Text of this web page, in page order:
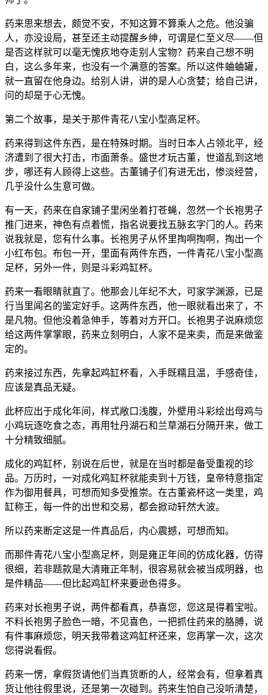
药来思来想去，颇觉不安，不知这算不算乘人之危。他没骗
人，亦没设局，甚至还主动提醒乡绅，可谓是仁至义尽——但
是否这样就可以毫无愧疚地夺走别人宝物？药来自己想不明
白，这么多年来，也没有一个满意的答案。所以这件蛐蛐罐，
就一直留在他身边。给别人讲，讲的是人心贪婪；给自己讲，
问的却是于心无愧。
第二个故事，是关于那件青花八宝小型高足杯。
药来得到这件东西，是在特殊时期。当时日本人占领北平，经
济遭到了很大打击，市面萧条。盛世才玩古董，世道乱到这地
步，哪还有人顾得上这些。古董铺子们有进无出，惨淡经营，
几乎没什么生意可做。
有一天，药来在自家铺子里闲坐着打苍蝇，忽然一个长袍男子
推门进来，神色有点着慌，指名说要找五脉玄字门的人。药来
说我就是，您有什么事。长袍男子从怀里掏啊掏啊，掏出一个
小红布包。布包一开，里面有两件东西，一件青花八宝小型高
足杯，另外一件，则是斗彩鸡缸杯。
药来一看眼睛就直了。他那会儿年纪不大，可家学渊源，已是
行当里闻名的鉴定好手。这两件东西，他一眼就看出来了，不
是凡物。但他没着急伸手，等着对方开口。长袍男子说麻烦您
给这两件掌掌眼，药来立刻明白，人家不是来卖，而是来做鉴
定的。
药来接过东西，先拿起鸡缸杯看，入手既糯且温，手感奇佳，
应该是真品无疑。
此杯应出于成化年间，样式敞口浅腹，外壁用斗彩绘出母鸡与
小鸡玩逐吃食之态，再用牡丹湖石和兰草湖石分隔开来，做工
十分精致细腻。
成化的鸡缸杯，别说在后世，就是在当时都是备受重视的珍
品。万历时，一对成化鸡缸杯就能卖到十万钱，皇帝特意指定
作为御用餐具，可想而知多受推崇。在古董瓷杯这一类里，鸡
缸称王，每一件的出世和交易，都会掀动轩然大波。
所以药来断定这是一件真品后，内心震撼，可想而知。
而那件青花八宝小型高足杯，则是雍正年间的仿成化器，仿得
很细，若非题款是大清雍正年制，很容易就会被当成明器，也
是件精品——但比起鸡缸杯来要逊色得多。
药来对长袍男子说，两件都看真，恭喜您，您这是得着宝啦。
不料长袍男子脸色一暗，不见喜色，一把抓住药来的胳膊，说
有件事麻烦您，明天我带着这鸡缸杯还来，您再掌一次，这次
您得说看假。
药来一愣，拿假货请他们当真货断的人，经常会有，但拿着真
货让他往假里说，还是第一次碰到。药来生怕自己没听清楚，